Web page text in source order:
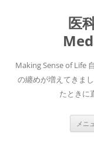
医
Making Sense of Life
の纏めが増えてきま
たときに
メニ